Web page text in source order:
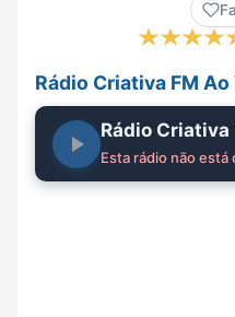
Rádio Criativa FM Ao
Rádio Criativa
Esta rádio não está